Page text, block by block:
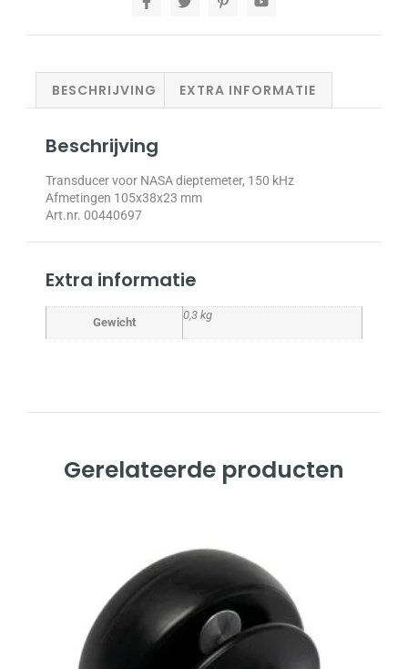
BESCHRIJVING EXTRA INFORMATIE
Beschrijving
Transducer voor NASA dieptemeter, 150 kHz
Afmetingen 105x38x23 mm
Art.nr. 00440697
Extra informatie
Gewicht
0,3 kg
Gerelateerde producten